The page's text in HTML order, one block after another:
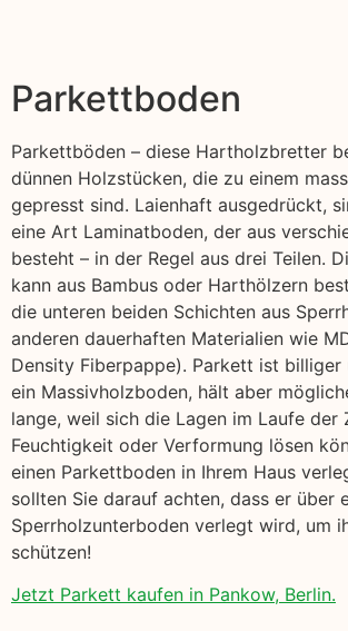
Parkettboden
Parkettböden – diese Hartholzbretter
dünnen Holzstücken, die zu einem
gepresst sind. Laienhaft ausgedrückt,
eine Art Laminatboden, der aus
besteht – in der Regel aus drei Teilen.
kann aus Bambus oder Harthölzern
die unteren beiden Schichten aus
anderen dauerhaften Materialien wie
Density Fiberpappe). Parkett ist
ein Massivholzboden, hält aber
lange, weil sich die Lagen im Laufe der
Feuchtigkeit oder Verformung lösen
einen Parkettboden in Ihrem Haus
sollten Sie darauf achten, dass er über
Sperrholzunterboden verlegt wird, um
schützen!
Jetzt Parkett kaufen in Pankow, Berlin.